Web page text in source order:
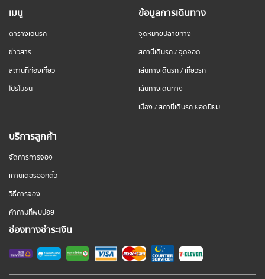
เมนู
ตารางเดินรถ
ข่าวสาร
สถานที่ท่องเที่ยว
โปรโมชั่น
ข้อมูลการเดินทาง
จุดหมายปลายทาง
สถานีเดินรถ / จุดจอด
เส้นทางเดินรถ / เที่ยวรถ
เส้นทางเดินทาง
เมือง / สถานีเดินรถ ยอดนิยม
บริการลูกค้า
จัดการการจอง
เคาน์เตอร์ออกตั๋ว
วิธีการจอง
คำถามที่พบบ่อย
ช่องทางชำระเงิน